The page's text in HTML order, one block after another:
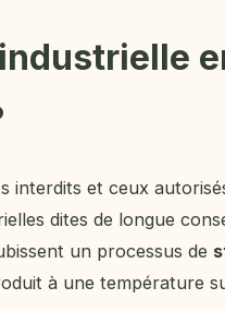
interdits et ceux
dites de longue
un processus de
à une température